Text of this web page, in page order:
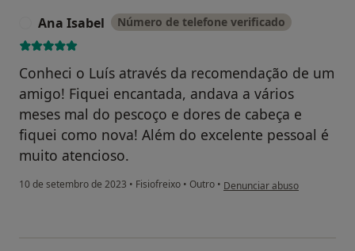
Ana Isabel Número de telefone verificado
Conheci o Luís através da recomendação de um
amigo! Fiquei encantada, andava a vários
meses mal do pescoço e dores de cabeça e
fiquei como nova! Além do excelente pessoal é
muito atencioso.
10 de setembro de 2023 • Fisiofreixo • Outro • na opinião do utilizador Ana
Denunciar abuso